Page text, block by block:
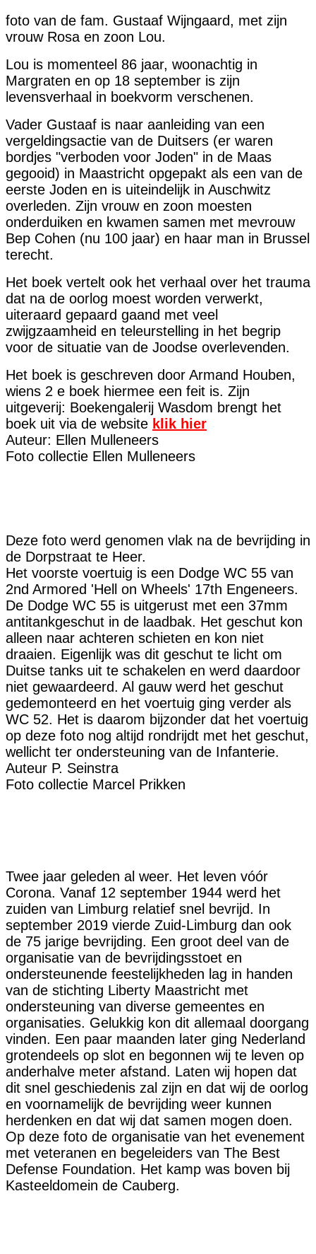
foto van de fam. Gustaaf Wijngaard, met zijn
vrouw Rosa en zoon Lou.
Lou is momenteel 86 jaar, woonachtig in
Margraten en op 18 september is zijn
levensverhaal in boekvorm verschenen.
Vader Gustaaf is naar aanleiding van een
vergeldingsactie van de Duitsers (er waren
bordjes "verboden voor Joden" in de Maas
gegooid) in Maastricht opgepakt als een van de
eerste Joden en is uiteindelijk in Auschwitz
overleden. Zijn vrouw en zoon moesten
onderduiken en kwamen samen met mevrouw
Bep Cohen (nu 100 jaar) en haar man in Brussel
terecht.
Het boek vertelt ook het verhaal over het trauma
dat na de oorlog moest worden verwerkt,
uiteraard gepaard gaand met veel
zwijgzaamheid en teleurstelling in het begrip
voor de situatie van de Joodse overlevenden.
Het boek is geschreven door Armand Houben,
wiens 2 e boek hiermee een feit is. Zijn
uitgeverij: Boekengalerij Wasdom brengt het
boek uit via de website klik hier
Auteur: Ellen Mulleneers
Foto collectie Ellen Mulleneers
Deze foto werd genomen vlak na de bevrijding in
de Dorpstraat te Heer.
Het voorste voertuig is een Dodge WC 55 van
2nd Armored 'Hell on Wheels' 17th Engeneers.
De Dodge WC 55 is uitgerust met een 37mm
antitankgeschut in de laadbak. Het geschut kon
alleen naar achteren schieten en kon niet
draaien. Eigenlijk was dit geschut te licht om
Duitse tanks uit te schakelen en werd daardoor
niet gewaardeerd. Al gauw werd het geschut
gedemonteerd en het voertuig ging verder als
WC 52. Het is daarom bijzonder dat het voertuig
op deze foto nog altijd rondrijdt met het geschut,
wellicht ter ondersteuning van de Infanterie.
Auteur P. Seinstra
Foto collectie Marcel Prikken
Twee jaar geleden al weer. Het leven vóór
Corona. Vanaf 12 september 1944 werd het
zuiden van Limburg relatief snel bevrijd. In
september 2019 vierde Zuid-Limburg dan ook
de 75 jarige bevrijding. Een groot deel van de
organisatie van de bevrijdingsstoet en
ondersteunende feestelijkheden lag in handen
van de stichting Liberty Maastricht met
ondersteuning van diverse gemeentes en
organisaties. Gelukkig kon dit allemaal doorgang
vinden. Een paar maanden later ging Nederland
grotendeels op slot en begonnen wij te leven op
anderhalve meter afstand. Laten wij hopen dat
dit snel geschiedenis zal zijn en dat wij de oorlog
en voornamelijk de bevrijding weer kunnen
herdenken en dat wij dat samen mogen doen.
Op deze foto de organisatie van het evenement
met veteranen en begeleiders van The Best
Defense Foundation. Het kamp was boven bij
Kasteeldomein de Cauberg.